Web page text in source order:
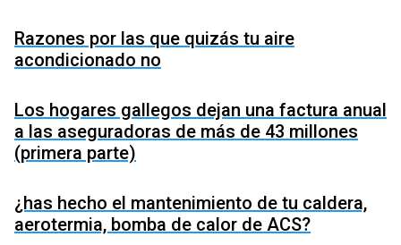
Razones por las que quizás tu aire
acondicionado no
Los hogares gallegos dejan una factura anual
a las aseguradoras de más de 43 millones
(primera parte)
¿has hecho el mantenimiento de tu caldera,
aerotermia, bomba de calor de ACS?